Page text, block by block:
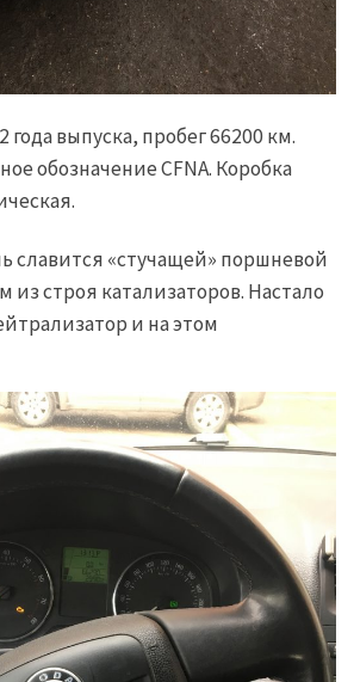
выпуска, пробег 66200 км.
обозначение CFNA. Коробка
славится «стучащей» поршневой
строя катализаторов. Настало
и на этом